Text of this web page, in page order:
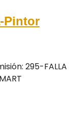
Pintor
295-FALLA